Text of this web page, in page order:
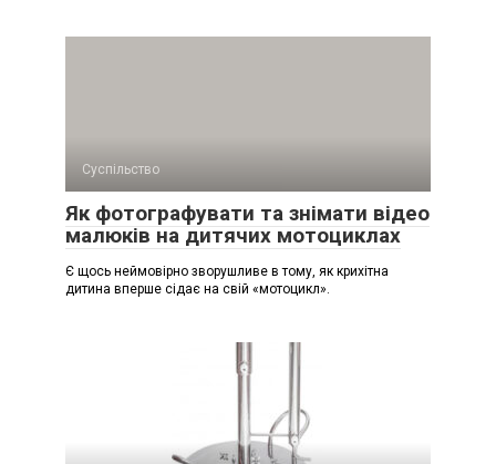
Суспільство
Як фотографувати та знімати відео
малюків на дитячих мотоциклах
Є щось неймовірно зворушливе в тому, як крихітна
дитина вперше сідає на свій «мотоцикл».